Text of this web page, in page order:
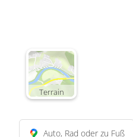
Terrain
Auto, Rad oder zu Fuß